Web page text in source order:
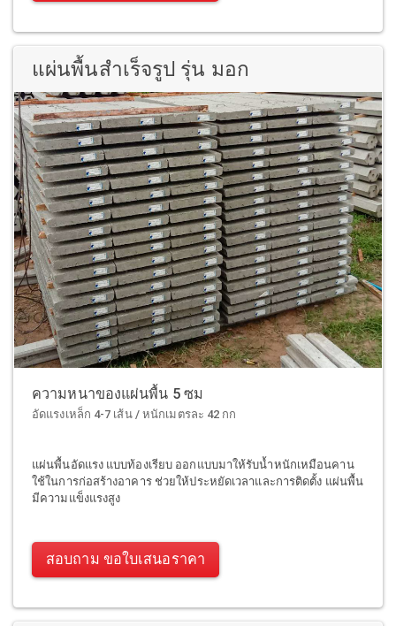
แผ่นพื้นสำเร็จรูป รุ่น มอก
ความหนาของแผ่นพื้น 5 ซม
อัดแรงเหล็ก 4-7 เส้น / หนักเมตรละ 42 กก
แผ่นพื้นอัดแรง แบบท้องเรียบ ออกแบบมาให้รับน้ำหนักเหมือนคาน
ใช้ในการก่อสร้างอาคาร ช่วยให้ประหยัดเวลาและการติดตั้ง แผ่นพื้น
มีความแข็งแรงสูง
สอบถาม ขอใบเสนอราคา